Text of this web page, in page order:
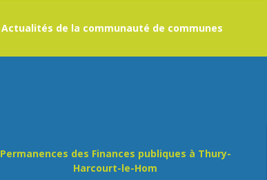
Actualités de la communauté de communes
Permanences des Finances publiques à Thury-
Harcourt-le-Hom